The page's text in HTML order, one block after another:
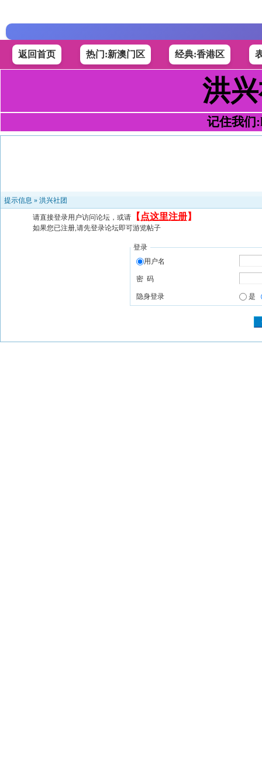
返回首页 热门:新澳门区 经典:香港区
洪
记住我们
提示信息 » 洪兴社团
请直接登录用户访问论坛，或请 【 点这里注册】
如果您已注册,请先登录论坛即可游览帖子
登录
用户名
密 码
隐身登录 是